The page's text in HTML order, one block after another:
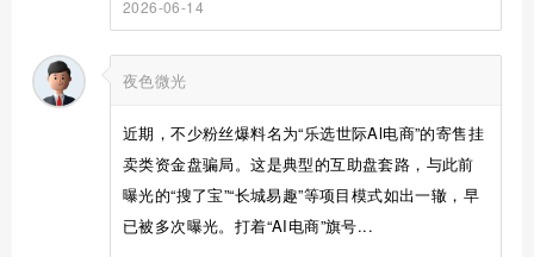
2026-06-14
夜色微光
近期，不少粉丝爆料名为“乐选世际Al电商”的寄售挂
卖类资金盘骗局。这是典型的互助盘套路，与此前
曝光的“搜了宝”“长城易趣”等项目模式如出一辙，早
已被多次曝光。打着“AI电商”旗号...